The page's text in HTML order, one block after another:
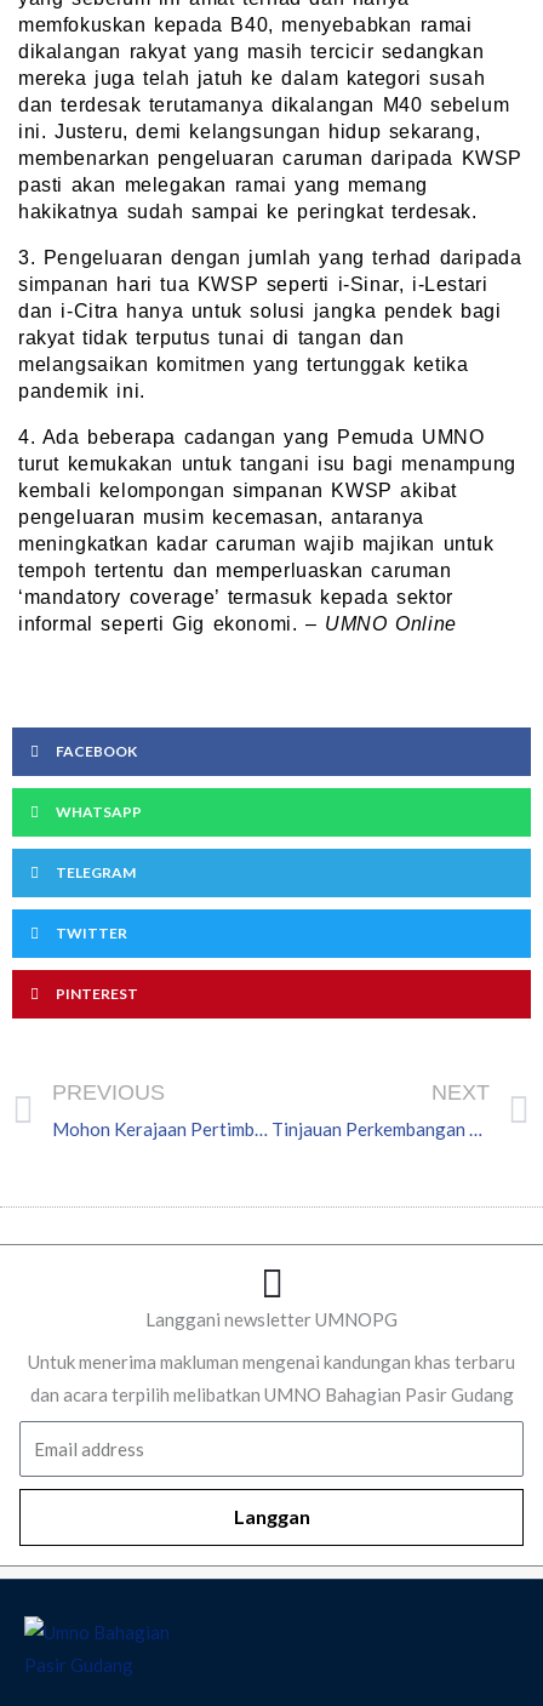
memfokuskan kepada B40, menyebabkan ramai
dikalangan rakyat yang masih tercicir sedangkan
mereka juga telah jatuh ke dalam kategori susah
dan terdesak terutamanya dikalangan M40 sebelum
ini. Justeru, demi kelangsungan hidup sekarang,
membenarkan pengeluaran caruman daripada KWSP
pasti akan melegakan ramai yang memang
hakikatnya sudah sampai ke peringkat terdesak.
3. Pengeluaran dengan jumlah yang terhad daripada
simpanan hari tua KWSP seperti i-Sinar, i-Lestari
dan i-Citra hanya untuk solusi jangka pendek bagi
rakyat tidak terputus tunai di tangan dan
melangsaikan komitmen yang tertunggak ketika
pandemik ini.
4. Ada beberapa cadangan yang Pemuda UMNO
turut kemukakan untuk tangani isu bagi menampung
kembali kelompongan simpanan KWSP akibat
pengeluaran musim kecemasan, antaranya
meningkatkan kadar caruman wajib majikan untuk
tempoh tertentu dan memperluaskan caruman
‘mandatory coverage’ termasuk kepada sektor
informal seperti Gig ekonomi. – UMNO Online
FACEBOOK
WHATSAPP
TELEGRAM
TWITTER
PINTEREST
Prev
PREVIOUS
Mohon Kerajaan Pertimbang Lima Tuntutan ‘Rider’ – Azleen Ambros
NEXT
Tinjauan Perkembangan Tapak Penjaja Merbah – Murai, Scientex
Langgani newsletter UMNOPG
Untuk menerima makluman mengenai kandungan khas terbaru
dan acara terpilih melibatkan UMNO Bahagian Pasir Gudang
Langgan